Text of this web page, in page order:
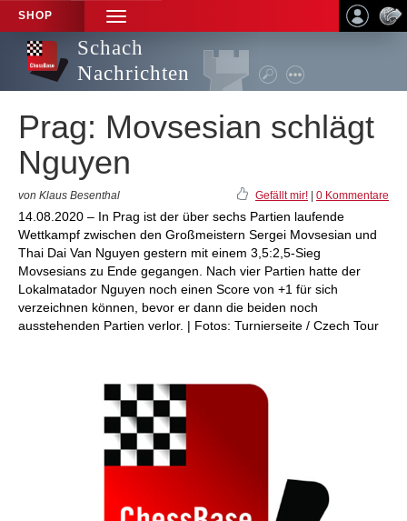
SHOP
TOGGLE
NAVIGATION
Schach
Nachrichten
Prag: Movsesian schlägt
Nguyen
von Klaus Besenthal Gefällt mir! 0 Kommentare
14.08.2020 – In Prag ist der über sechs Partien laufende
Wettkampf zwischen den Großmeistern Sergei Movsesian und
Thai Dai Van Nguyen gestern mit einem 3,5:2,5-Sieg
Movsesians zu Ende gegangen. Nach vier Partien hatte der
Lokalmatador Nguyen noch einen Score von +1 für sich
verzeichnen können, bevor er dann die beiden noch
ausstehenden Partien verlor. | Fotos: Turnierseite / Czech Tour